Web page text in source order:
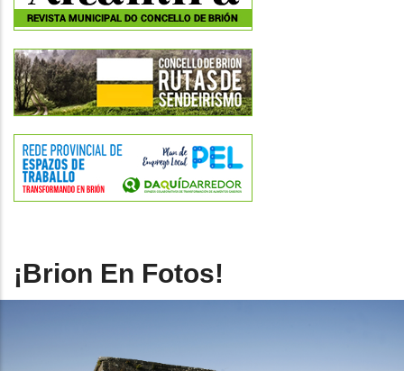
¡Brion En Fotos!